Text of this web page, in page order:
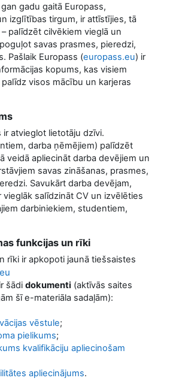
gadu gaitā Europass,
izglītības tirgum, ir attīstījies, tā
palīdzēt cilvēkiem vieglā un
savas prasmes, pieredzi,
Pašlaik Europass (europass.eu) ir
kopums, kas visiem
visos mācību un karjeras
atvieglot lietotāju dzīvi.
darba ņēmējiem) palīdzēt
veidā apliecināt darba devējiem un
savas zināšanas, prasmes,
Savukārt darba devējam,
salīdzināt CV un izvēlēties
darbiniekiem, studentiem,
funkcijas un rīki
rīki ir apkopoti jaunā tiešsaistes
šādi dokumenti (aktīvās saites
šī e-materiāla sadaļām):
vēstule;
pielikums;
kvalifikāciju apliecinošam
apliecinājums.